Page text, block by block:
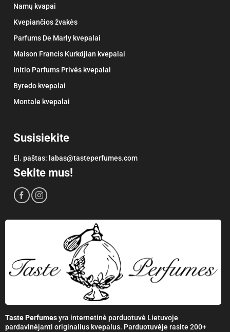
Namų kvapai
Kvepiančios žvakės
Parfums De Marly kvepalai
Maison Francis Kurkdjian kvepalai
Initio Parfums Privés kvepalai
Byredo kvepalai
Montale kvepalai
Susisiekite
El. paštas: labas@tasteperfumes.com
Sekite mus!
Taste Perfumesyra internetinė parduotuvė Lietuvoje
pardavinėjanti originalius kvepalus. Parduotuvėje rasite 200+